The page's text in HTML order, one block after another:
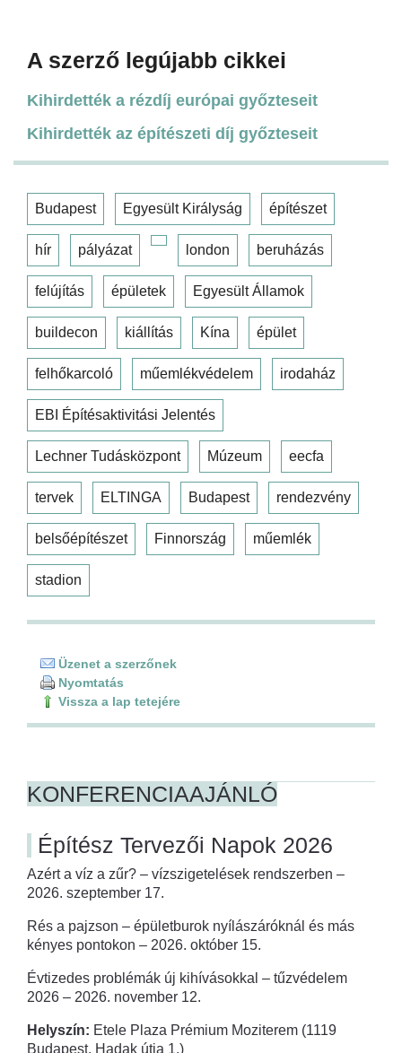
A szerző legújabb cikkei
Kihirdették a rézdíj európai győzteseit
Kihirdették az építészeti díj győzteseit
Budapest Egyesült Királyság építészet
hír pályázat london beruházás
felújítás épületek Egyesült Államok
buildecon kiállítás Kína épület
felhőkarcoló műemlékvédelem irodaház
EBI Építésaktivitási Jelentés
Lechner Tudásközpont Múzeum eecfa
tervek ELTINGA Budapest rendezvény
belsőépítészet Finnország műemlék
stadion
Üzenet a szerzőnek
Nyomtatás
Vissza a lap tetejére
KONFERENCIAAJÁNLÓ
Építész Tervezői Napok 2026
Azért a víz a zűr? – vízszigetelések rendszerben –
2026. szeptember 17.
Rés a pajzson – épületburok nyílászáróknál és más
kényes pontokon – 2026. október 15.
Évtizedes problémák új kihívásokkal – tűzvédelem
2026 – 2026. november 12.
Helyszín: Etele Plaza Prémium Moziterem (1119
Budapest, Hadak útja 1.)